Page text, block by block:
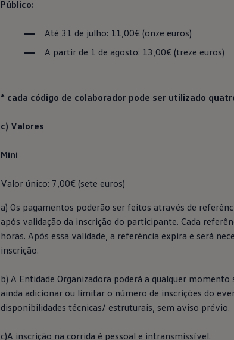
Público:
Até 31 de julho: 11,00€ (onze euros)
A partir de 1 de agosto: 13,00€ (treze euros)
* cada código de colaborador pode ser utilizado
c) Valores
Mini
Valor único: 7,00€ (sete euros)
a) Os pagamentos poderão ser feitos através de
após validação da inscrição do participante. Cada
horas. Após essa validade, a referência expira e será
inscrição.
b) A Entidade Organizadora poderá a qualquer
ainda adicionar ou limitar o número de inscrições do
disponibilidades técnicas/ estruturais, sem aviso prévio.
c)A inscrição na corrida é pessoal e intransmissível.